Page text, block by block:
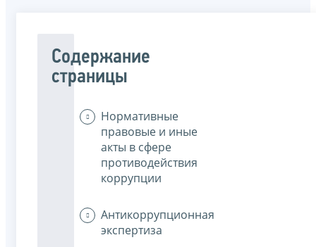
Содержание
страницы
Нормативные
правовые и иные
акты в сфере
противодействия
коррупции
Антикоррупционная
экспертиза